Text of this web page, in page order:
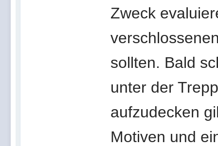
Zweck
sollten. Bald
unter der
aufzudecken
Motiven und